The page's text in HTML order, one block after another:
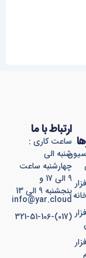
ارتباط با ما
ساعت کاری :
شنبه الی
چهارشنبه ساعت
9 الی 17 و
پنجشنبه 9 الی 13
info@yar.cloud
(017)-321-51-106